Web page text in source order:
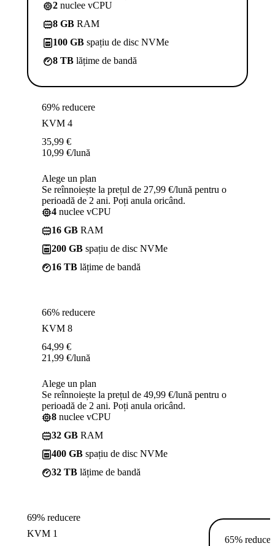
2 nuclee vCPU
8 GB RAM
100 GB spațiu de disc NVMe
8 TB lățime de bandă
69% reducere
KVM 4
35,99 €
10,99 €/lună
Alege un plan
Se reînnoiește la prețul de 27,99 €/lună pentru o
perioadă de 2 ani. Poți anula oricând.
4 nuclee vCPU
16 GB RAM
200 GB spațiu de disc NVMe
16 TB lățime de bandă
66% reducere
KVM 8
64,99 €
21,99 €/lună
Alege un plan
Se reînnoiește la prețul de 49,99 €/lună pentru o
perioadă de 2 ani. Poți anula oricând.
8 nuclee vCPU
32 GB RAM
400 GB spațiu de disc NVMe
32 TB lățime de bandă
69% reducere
KVM 1
65%